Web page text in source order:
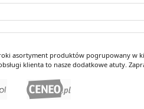
asortyment produktów pogrupowany w
klienta to nasze dodatkowe atuty.